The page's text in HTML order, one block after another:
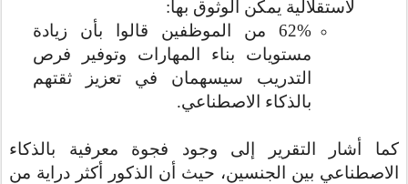
لاستقلالية يمكن الوثوق بها:
62% من الموظفين قالوا بأن زيادة
مستويات بناء المهارات وتوفير فرص
التدريب سيسهمان في تعزيز ثقتهم
بالذكاء الاصطناعي.
كما أشار التقرير إلى وجود فجوة معرفية بالذكاء
الاصطناعي بين الجنسين، حيث
أن الذكور أكثر دراية من